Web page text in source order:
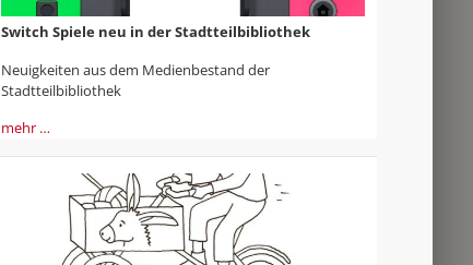
Switch Spiele neu in der Stadtteilbibliothek
Neuigkeiten aus dem Medienbestand der
Stadtteilbibliothek
mehr …